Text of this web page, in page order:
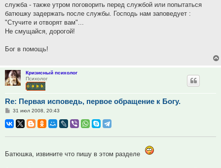
служба - также утром поговорить перед службой или попытаться
батюшку задержать после службы. Господь нам заповедует :
"Стучите и отворят вам"...
Не смущайся, дорогой!
Бог в помощь!
Кризисный психолог
Психолог
Re: Первая исповедь, первое обращение к Богу.
Сообщение
31 июл 2008, 20:43
Батюшка, извините что пишу в этом разделе